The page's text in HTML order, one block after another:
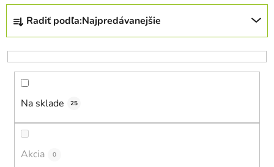
R
d
e
Radiť podľa:Najpredávanejšie
Na sklade 25
Akcia 0